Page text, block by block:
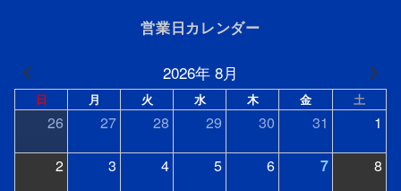
営業日カレンダー
2026年 8月
日 月 火 水 木 金 土
26 27 28 29 30 31 1
2 3 4 5 6 7 8